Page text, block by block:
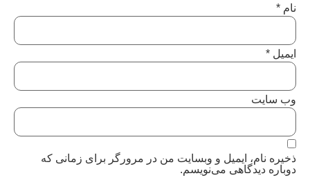
ایمیل و وبسایت من در مرورگر برای زمانی که
دیدگاهی می‌نویسم.